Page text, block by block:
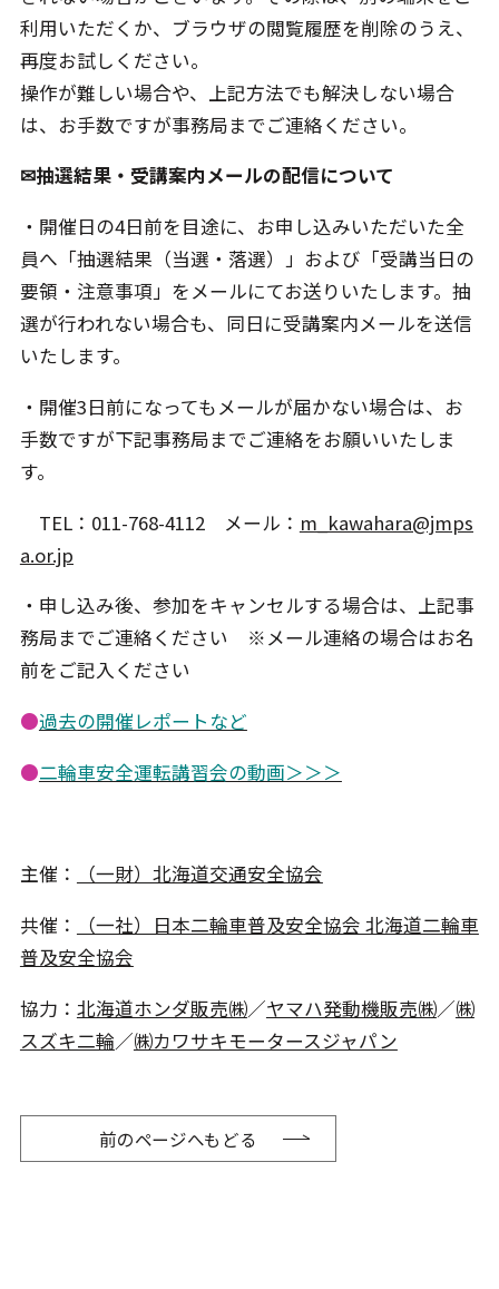
利用いただくか、ブラウザの閲覧履歴を削除のうえ、
再度お試しください。
操作が難しい場合や、上記方法でも解決しない場合
は、お手数ですが事務局までご連絡ください。
✉抽選結果・受講案内メールの配信について
・開催日の4日前を目途に、お申し込みいただいた全
員へ「抽選結果（当選・落選）」および「受講当日の
要領・注意事項」をメールにてお送りいたします。抽
選が行われない場合も、同日に受講案内メールを送信
いたします。
・開催3日前になってもメールが届かない場合は、お
手数ですが下記事務局までご連絡をお願いいたしま
す。
TEL：011-768-4112 メール： m_kawahara@jmps
a.or.jp
・申し込み後、参加をキャンセルする場合は、上記事
務局までご連絡ください ※メール連絡の場合はお名
前をご記入ください
●過去の開催レポートなど
●二輪車安全運転講習会の動画＞＞＞
主催：
（一財）北海道交通安全協会
共催：
（一社）日本二輪車普及安全協会 北海道二輪車
普及安全協会
協力： 北海道ホンダ販売㈱／ヤマハ発動機販売㈱／㈱
スズキ二輪／㈱カワサキモータースジャパン
前のページへもどる